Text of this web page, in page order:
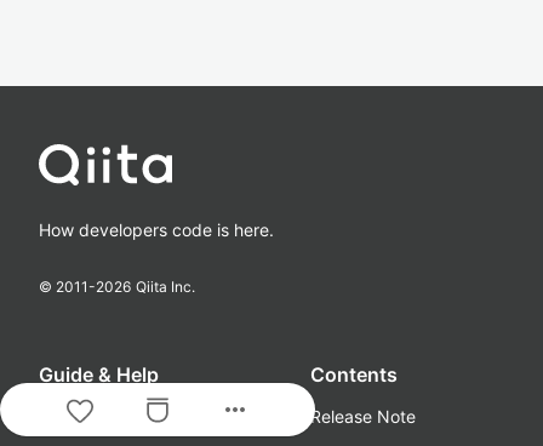
more_horiz
How developers code is here.
© 2011-2026 Qiita Inc.
Guide & Help
About
Contents
Release Note